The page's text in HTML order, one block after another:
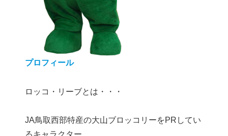
プロフィール
ロッコ・リーブとは・・・
JA鳥取西部特産の大山ブロッコリーをPRしてい